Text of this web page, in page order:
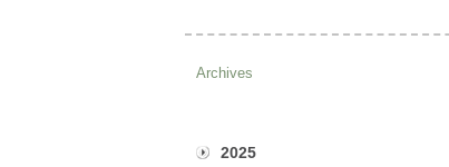
Archives
2025